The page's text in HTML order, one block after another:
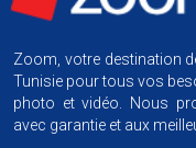
Zoom, votre destination
Tunisie pour tous vos
photo et vidéo. Nous
avec garantie et aux